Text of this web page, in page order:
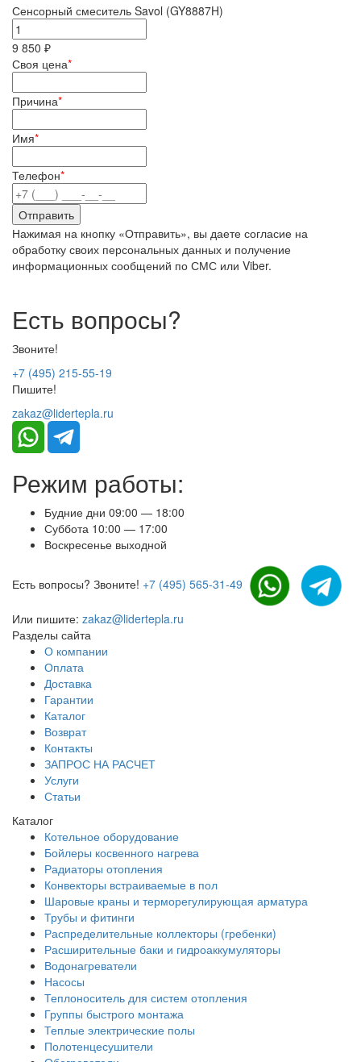
Сенсорный смеситель Savol (GY8887H)
9 850 ₽
Своя цена*
Причина*
Имя*
Телефон*
Нажимая на кнопку «Отправить», вы даете согласие на
обработку своих персональных данных и получение
информационных сообщений по СМС или Viber.
Есть вопросы?
Звоните!
+7 (495) 215-55-19
Пишите!
zakaz@lidertepla.ru
Режим работы:
Будние дни 09:00 — 18:00
Суббота 10:00 — 17:00
Воскресенье выходной
Есть вопросы? Звоните! +7 (495) 565-31-49
Или пишите: zakaz@lidertepla.ru
Разделы сайта
О компании
Оплата
Доставка
Гарантии
Каталог
Возврат
Контакты
ЗАПРОС НА РАСЧЕТ
Услуги
Статьи
Каталог
Котельное оборудование
Бойлеры косвенного нагрева
Радиаторы отопления
Конвекторы встраиваемые в пол
Шаровые краны и терморегулирующая арматура
Трубы и фитинги
Распределительные коллекторы (гребенки)
Расширительные баки и гидроаккумуляторы
Водонагреватели
Насосы
Теплоноситель для систем отопления
Группы быстрого монтажа
Теплые электрические полы
Полотенцесушители